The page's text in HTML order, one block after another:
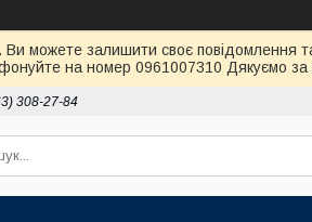
можете залишити своє повідомлення
на номер 0961007310 Дякуємо за
308-27-84